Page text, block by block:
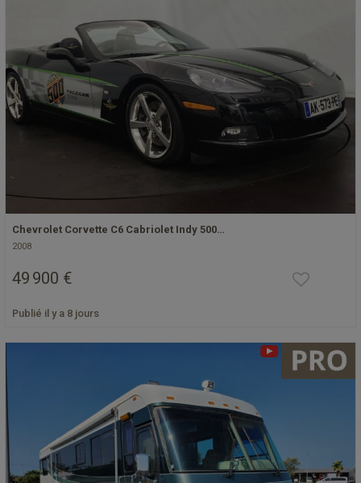
Chevrolet Corvette C6 Cabriolet Indy 500…
2008
49 900 €
Publié il y a 8 jours